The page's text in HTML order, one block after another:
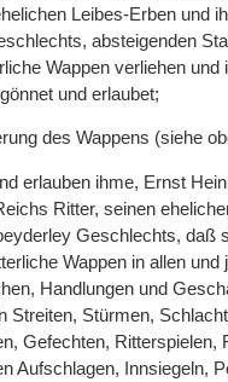
Leibes-Erben und
absteigenden
Wappen verliehen und
und erlaubet;
des Wappens (siehe
erlauben ihme, Ernst
Ritter, seinen
Geschlechts, daß
Wappen in allen und
Handlungen und
Streiten, Stürmen,
Gefechten, Ritterspielen,
Aufschlagen, Innsiegeln,